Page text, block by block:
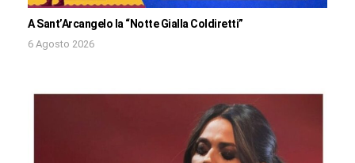
A Sant’Arcangelo la “Notte Gialla Coldiretti”
6 Agosto 2026